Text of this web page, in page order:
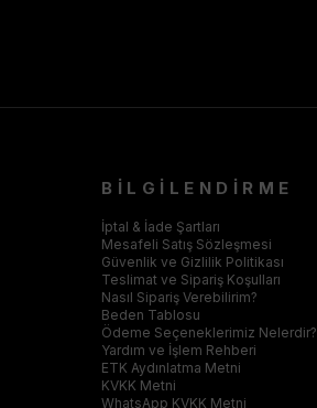
BİLGİLENDİRME
İptal & İade Şartları
Mesafeli Satış Sözleşmesi
Güvenlik ve Gizlilik Politikası
Teslimat ve Sipariş Koşulları
Nasıl Sipariş Verebilirim?
Beden Tablosu
Ödeme Seçeneklerimiz Nelerdir?
Yardım ve İşlem Rehberi
ETK Aydınlatma Metni
KVKK Metni
WhatsApp KVKK Metni